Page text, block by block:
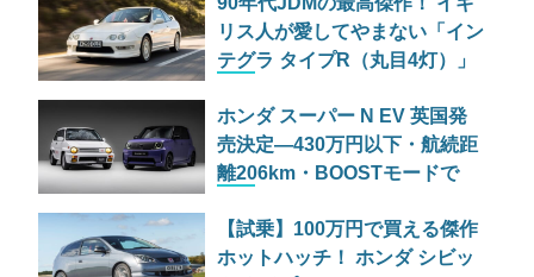
てきた
リス人が愛してやまない「イン
テグラ タイプR（丸目4灯）」
ホンダ スーパー N EV 英国発
売決定—430万円以下・航続距
離206km・BOOSTモードで
【試乗】100万円で買える傑作
ホットハッチ！ ホンダ シビッ